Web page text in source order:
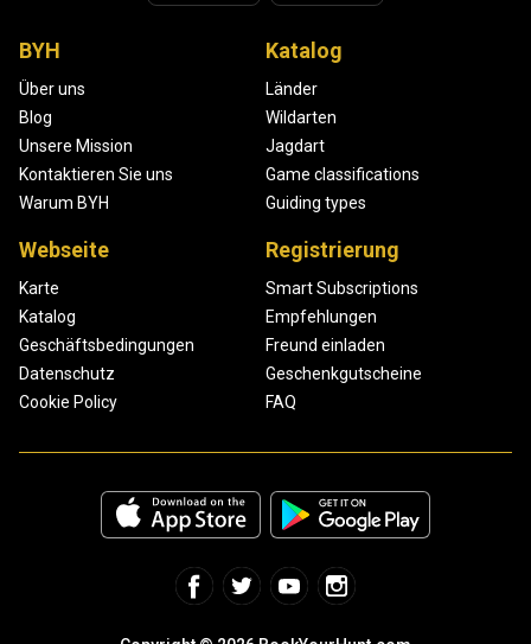
BYH
Über uns
Blog
Unsere Mission
Kontaktieren Sie uns
Warum BYH
Katalog
Länder
Wildarten
Jagdart
Game classifications
Guiding types
Webseite
Karte
Katalog
Geschäftsbedingungen
Datenschutz
Cookie Policy
Registrierung
Smart Subscriptions
Empfehlungen
Freund einladen
Geschenkgutscheine
FAQ